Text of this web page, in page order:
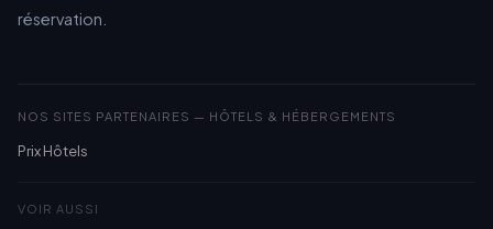
réservation.
NOS SITES PARTENAIRES — HÔTELS & HÉBERGEMENTS
Prix Hôtels
VOIR AUSSI